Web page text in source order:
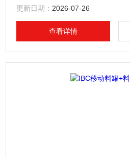
更新日期： 2026-07-26
查看详情